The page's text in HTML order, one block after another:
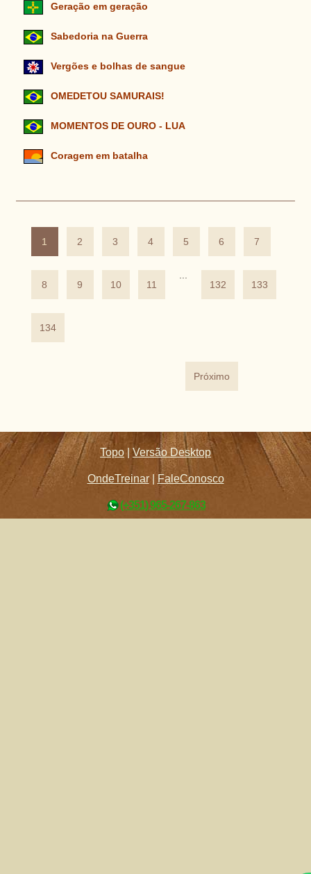
Geração em geração
Sabedoria na Guerra
Vergões e bolhas de sangue
OMEDETOU SAMURAIS!
MOMENTOS DE OURO - LUA
Coragem em batalha
1 2 3 4 5 6 7
8 9 10 11
132
133
134
Próximo
Topo |Versão Desktop
OndeTreinar| FaleConosco
(+351) 965-267-863